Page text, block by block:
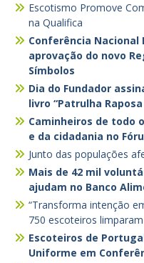
Escotismo Promove
na Qualifica
Conferência
aprovação do novo
Símbolos
Dia do Fundador
livro “Patrulha
Caminheiros de todo
e da cidadania no
Junto das populações
Mais de 42 mil
ajudam no Banco
“Transforma intenção
750 escoteiros
Escoteiros de
Uniforme em